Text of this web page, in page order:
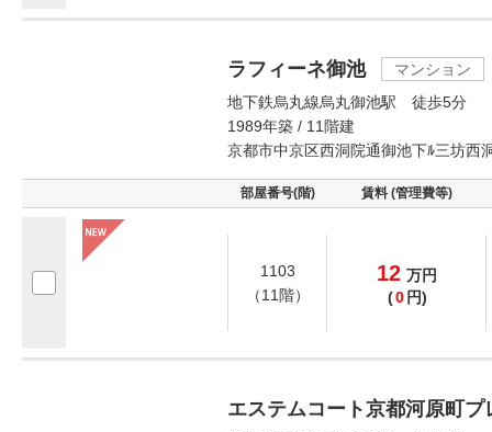
ラフィーネ御池
マンション
地下鉄烏丸線烏丸御池駅 徒歩5分
1989年築 / 11階建
京都市中京区西洞院通御池下ﾙ三坊西
部屋番号(階) 賃料 (管理費等)
1103
（11階）
12 万円
(0 円)
エステムコート京都河原町プ